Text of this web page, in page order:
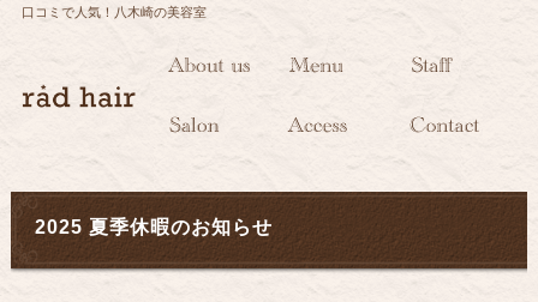
口コミで人気！八木崎の美容室
2025 夏季休暇のお知らせ